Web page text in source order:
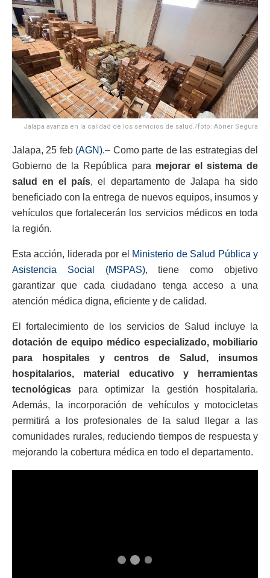
Jalapa avanza en la calidad de los servicios de salud./foto: Abner Segura
Jalapa, 25 feb(AGN).– Como parte de las estrategias del
Gobierno de la República para mejorar el sistema de
salud en el país, el departamento de Jalapa ha sido
beneficiado con la entrega de nuevos equipos, insumos y
vehículos que fortalecerán los servicios médicos en toda
la región.
Esta acción, liderada por el Ministerio de Salud Pública y
Asistencia Social (MSPAS), tiene como objetivo
garantizar que cada ciudadano tenga acceso a una
atención médica digna, eficiente y de calidad.
El fortalecimiento de los servicios de Salud incluye la
dotación de equipo médico especializado, mobiliario
para hospitales y centros de Salud, insumos
hospitalarios, material educativo y herramientas
tecnológicas para optimizar la gestión hospitalaria.
Además, la incorporación de vehículos y motocicletas
permitirá a los profesionales de la salud llegar a las
comunidades rurales, reduciendo tiempos de respuesta y
mejorando la cobertura médica en todo el departamento.